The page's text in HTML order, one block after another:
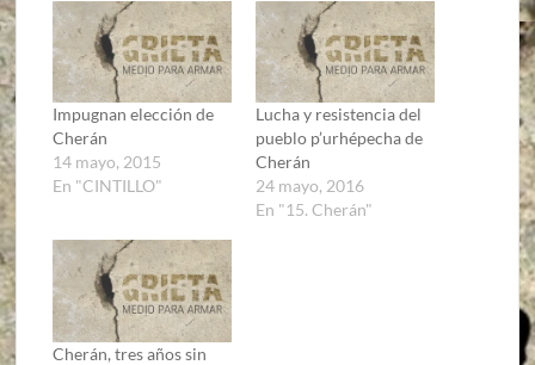
Impugnan elección de
Cherán
14 mayo, 2015
En "CINTILLO"
Lucha y resistencia del
pueblo p’urhépecha de
Cherán
24 mayo, 2016
En "15. Cherán"
Cherán, tres años sin